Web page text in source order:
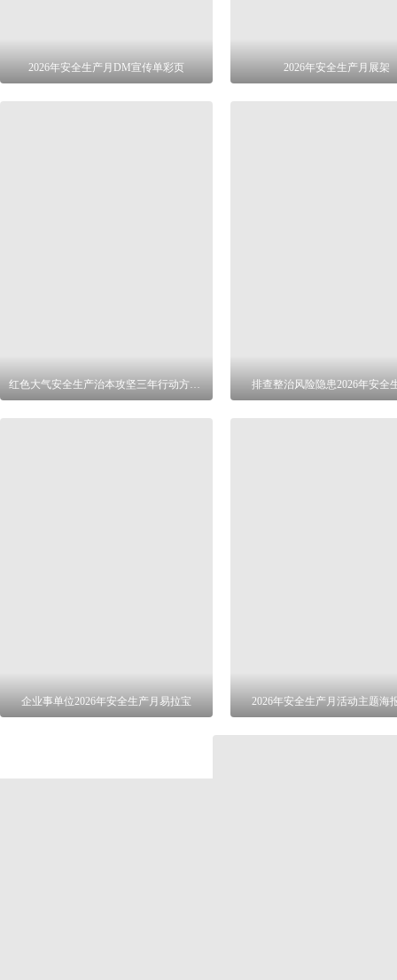
2026年安全生产月DM宣传单彩页 2026年安全生产月展架
红色大气安全生产治本攻坚三年行动方案展板 排查整治风险隐患2026年安全
企业事单位2026年安全生产月易拉宝 2026年安全生产月活动主题海